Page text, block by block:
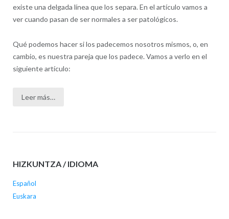
existe una delgada línea que los separa. En el artículo vamos a
ver cuando pasan de ser normales a ser patológicos.
Qué podemos hacer si los padecemos nosotros mismos, o, en
cambio, es nuestra pareja que los padece. Vamos a verlo en el
siguiente artículo:
Leer más…
HIZKUNTZA / IDIOMA
Español
Euskara